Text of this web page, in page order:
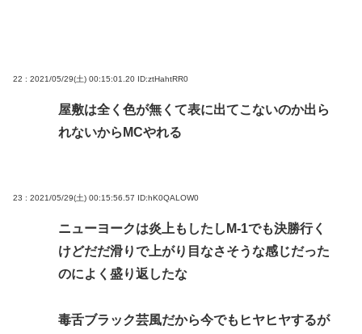
22 : 2021/05/29(土) 00:15:01.20 ID:ztHahtRR0
屋敷は全く色が無くて表に出てこないのか出ら
れないからMCやれる
23 : 2021/05/29(土) 00:15:56.57 ID:hK0QALOW0
ニューヨークは炎上もしたしM-1でも決勝行く
けどだだ滑りで上がり目なさそうな感じだった
のによく盛り返したな
毒舌ブラック芸風だから今でもヒヤヒヤするが